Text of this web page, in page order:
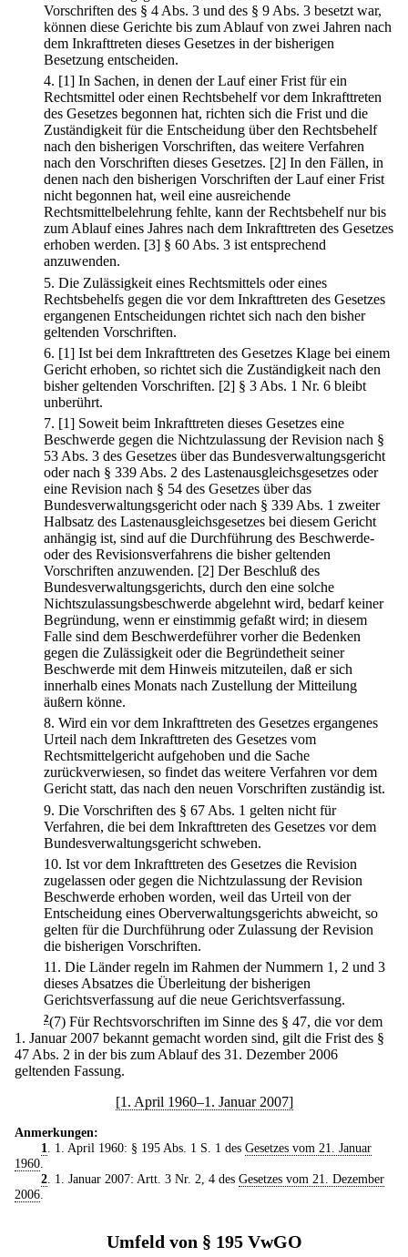
Vorschriften des § 4 Abs. 3 und des § 9 Abs. 3 besetzt war,
können diese Gerichte bis zum Ablauf von zwei Jahren nach
dem Inkrafttreten dieses Gesetzes in der bisherigen
Besetzung entscheiden.
4. [1] In Sachen, in denen der Lauf einer Frist für ein
Rechtsmittel oder einen Rechtsbehelf vor dem Inkrafttreten
des Gesetzes begonnen hat, richten sich die Frist und die
Zuständigkeit für die Entscheidung über den Rechtsbehelf
nach den bisherigen Vorschriften, das weitere Verfahren
nach den Vorschriften dieses Gesetzes. [2] In den Fällen, in
denen nach den bisherigen Vorschriften der Lauf einer Frist
nicht begonnen hat, weil eine ausreichende
Rechtsmittelbelehrung fehlte, kann der Rechtsbehelf nur bis
zum Ablauf eines Jahres nach dem Inkrafttreten des Gesetzes
erhoben werden. [3] § 60 Abs. 3 ist entsprechend
anzuwenden.
5. Die Zulässigkeit eines Rechtsmittels oder eines
Rechtsbehelfs gegen die vor dem Inkrafttreten des Gesetzes
ergangenen Entscheidungen richtet sich nach den bisher
geltenden Vorschriften.
6. [1] Ist bei dem Inkrafttreten des Gesetzes Klage bei einem
Gericht erhoben, so richtet sich die Zuständigkeit nach den
bisher geltenden Vorschriften. [2] § 3 Abs. 1 Nr. 6 bleibt
unberührt.
7. [1] Soweit beim Inkrafttreten dieses Gesetzes eine
Beschwerde gegen die Nichtzulassung der Revision nach §
53 Abs. 3 des Gesetzes über das Bundesverwaltungsgericht
oder nach § 339 Abs. 2 des Lastenausgleichsgesetzes oder
eine Revision nach § 54 des Gesetzes über das
Bundesverwaltungsgericht oder nach § 339 Abs. 1 zweiter
Halbsatz des Lastenausgleichsgesetzes bei diesem Gericht
anhängig ist, sind auf die Durchführung des Beschwerde-
oder des Revisionsverfahrens die bisher geltenden
Vorschriften anzuwenden. [2] Der Beschluß des
Bundesverwaltungsgerichts, durch den eine solche
Nichtszulassungsbeschwerde abgelehnt wird, bedarf keiner
Begründung, wenn er einstimmig gefaßt wird; in diesem
Falle sind dem Beschwerdeführer vorher die Bedenken
gegen die Zulässigkeit oder die Begründetheit seiner
Beschwerde mit dem Hinweis mitzuteilen, daß er sich
innerhalb eines Monats nach Zustellung der Mitteilung
äußern könne.
8. Wird ein vor dem Inkrafttreten des Gesetzes ergangenes
Urteil nach dem Inkrafttreten des Gesetzes vom
Rechtsmittelgericht aufgehoben und die Sache
zurückverwiesen, so findet das weitere Verfahren vor dem
Gericht statt, das nach den neuen Vorschriften zuständig ist.
9. Die Vorschriften des § 67 Abs. 1 gelten nicht für
Verfahren, die bei dem Inkrafttreten des Gesetzes vor dem
Bundesverwaltungsgericht schweben.
10. Ist vor dem Inkrafttreten des Gesetzes die Revision
zugelassen oder gegen die Nichtzulassung der Revision
Beschwerde erhoben worden, weil das Urteil von der
Entscheidung eines Oberverwaltungsgerichts abweicht, so
gelten für die Durchführung oder Zulassung der Revision
die bisherigen Vorschriften.
11. Die Länder regeln im Rahmen der Nummern 1, 2 und 3
dieses Absatzes die Überleitung der bisherigen
Gerichtsverfassung auf die neue Gerichtsverfassung.
2(7) Für Rechtsvorschriften im Sinne des § 47, die vor dem
1. Januar 2007 bekannt gemacht worden sind, gilt die Frist des §
47 Abs. 2 in der bis zum Ablauf des 31. Dezember 2006
geltenden Fassung.
[1. April 1960–1. Januar 2007]
Anmerkungen:
1
. 1. April 1960: § 195 Abs. 1 S. 1 des Gesetzes vom 21. Januar
1960
2. 1. Januar 2007: Artt. 3 Nr. 2, 4 des Gesetzes vom 21. Dezember
2006
Umfeld von § 195 VwGO